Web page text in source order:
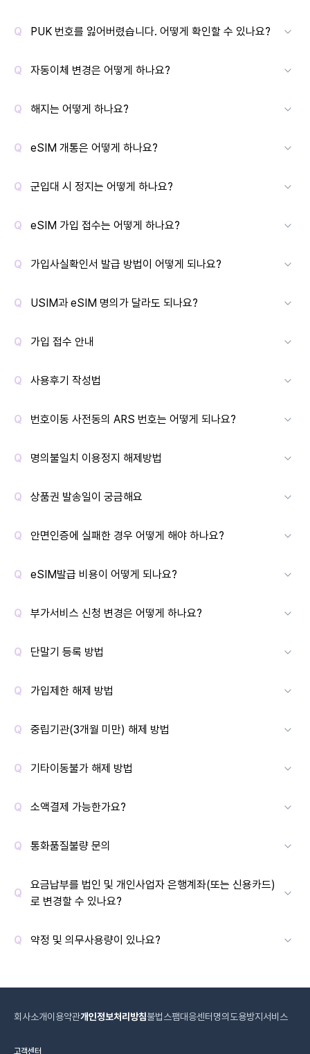
PUK 번호를 잃어버렸습니다. 어떻게 확인할 수 있나요?
자동이체 변경은 어떻게 하나요?
해지는 어떻게 하나요?
eSIM 개통은 어떻게 하나요?
군입대 시 정지는 어떻게 하나요?
eSIM 가입 접수는 어떻게 하나요?
가입사실확인서 발급 방법이 어떻게 되나요?
USIM과 eSIM 명의가 달라도 되나요?
가입 접수 안내
사용후기 작성법
번호이동 사전동의 ARS 번호는 어떻게 되나요?
명의불일치 이용정지 해제방법
상품권 발송일이 궁금해요
안면인증에 실패한 경우 어떻게 해야 하나요?
eSIM발급 비용이 어떻게 되나요?
부가서비스 신청 변경은 어떻게 하나요?
단말기 등록 방법
가입제한 해제 방법
중립기관(3개월 미만) 해제 방법
기타이동불가 해제 방법
소액결제 가능한가요?
통화품질불량 문의
요금납부를 법인 및 개인사업자 은행계좌(또는 신용카드)
로 변경할 수 있나요?
약정 및 의무사용량이 있나요?
회사소개이용약관개인정보처리방침불법스팸대응센터 명의도용방지서비스
고객센터